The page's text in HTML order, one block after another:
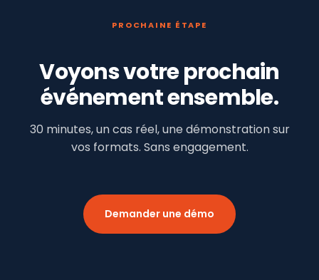
PROCHAINE ÉTAPE
Voyons votre prochain
événement ensemble.
30 minutes, un cas réel, une démonstration sur
vos formats. Sans engagement.
Demander une démo